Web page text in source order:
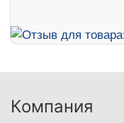
Компания